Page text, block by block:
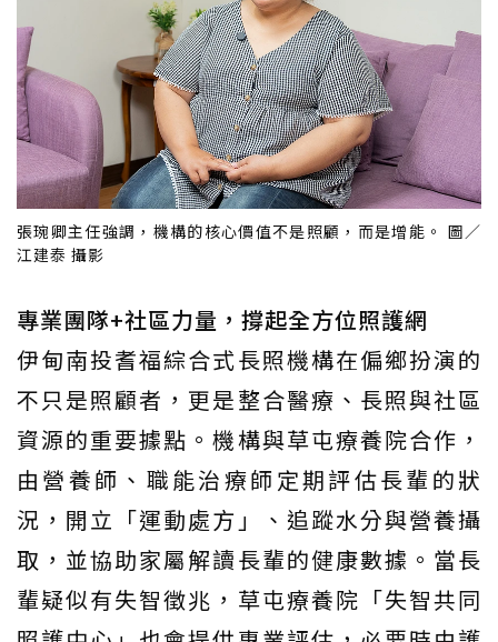
張琬卿主任強調，機構的核心價值不是照顧，而是增能。 圖／
江建泰 攝影
專業團隊+社區力量，撐起全方位照護網
伊甸南投耆福綜合式長照機構在偏鄉扮演的
不只是照顧者，更是整合醫療、長照與社區
資源的重要據點。機構與草屯療養院合作，
由營養師、職能治療師定期評估長輩的狀
況，開立「運動處方」、追蹤水分與營養攝
取，並協助家屬解讀長輩的健康數據。當長
輩疑似有失智徵兆，草屯療養院「失智共同